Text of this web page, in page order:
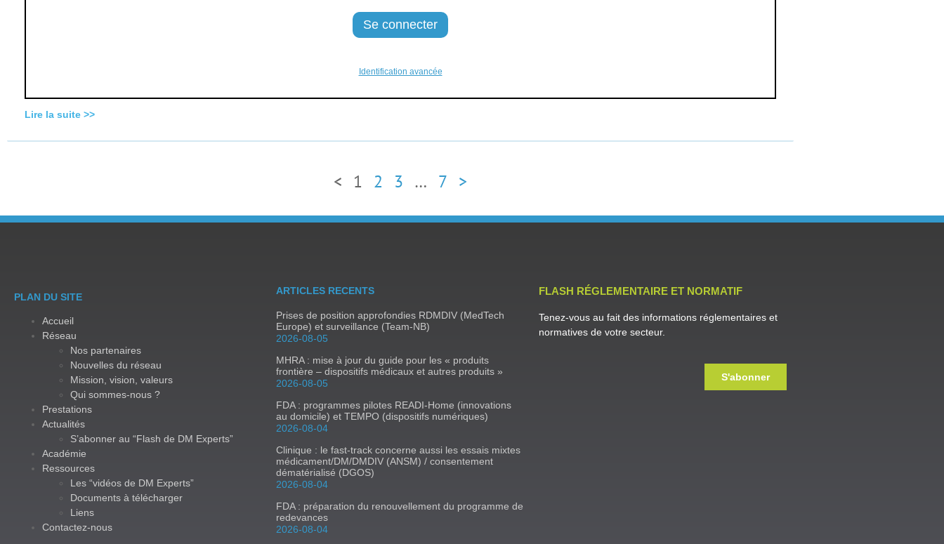
Identification avancée
Lire la suite >>
< 1 2 3 … 7 >
PLAN DU SITE
Accueil
Réseau
Nos partenaires
Nouvelles du réseau
Mission, vision, valeurs
Qui sommes-nous ?
Prestations
Actualités
S’abonner au “Flash de DM Experts”
Académie
Ressources
Les “vidéos de DM Experts”
Documents à télécharger
Liens
Contactez-nous
ARTICLES RECENTS
Prises de position approfondies RDMDIV (MedTech
Europe) et surveillance (Team-NB)
2026-08-05
MHRA : mise à jour du guide pour les « produits
frontière – dispositifs médicaux et autres produits »
2026-08-05
FDA : programmes pilotes READI-Home (innovations
au domicile) et TEMPO (dispositifs numériques)
2026-08-04
Clinique : le fast-track concerne aussi les essais mixtes
médicament/DM/DMDIV (ANSM) / consentement
dématérialisé (DGOS)
2026-08-04
FDA : préparation du renouvellement du programme de
redevances
2026-08-04
FLASH RÉGLEMENTAIRE ET NORMATIF
Tenez-vous au fait des informations réglementaires et
normatives de votre secteur.
S'abonner